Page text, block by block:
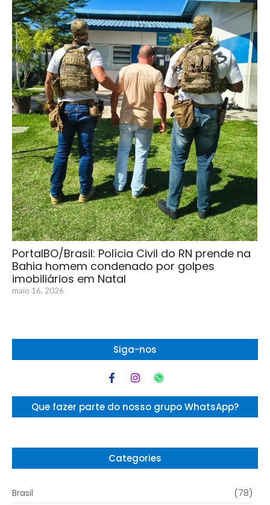
PortalBO/Brasil: Polícia Civil do RN prende na
Bahia homem condenado por golpes
imobiliários em Natal
maio 16, 2026
Siga-nos
Que fazer parte do nosso grupo WhatsApp?
Categories
Brasil (78)